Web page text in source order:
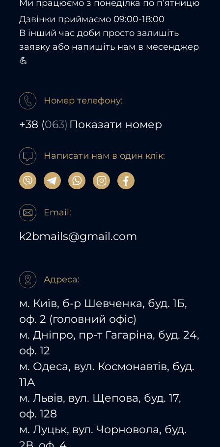
Ми працюємо з понеділка по пʼятницю
Дзвінки приймаємо 09:00-18:00
В інший час доби просто залишіть
заявку або напишіть нам в месенджер
💪
Номер телефону:
+38 (063) Показати номер
Написати нам в один клік:
Email:
k2bmails@gmail.com
Адреса:
м. Київ, б-р Шевченка, буд. 1Б,
оф. 2 (головний офіс)
м. Дніпро, пр-т Гагаріна, буд. 24,
оф. 12
м. Одеса, вул. Космонавтів, буд.
11А
м. Львів, вул. Щепова, буд. 17,
оф. 128
м. Луцьк, вул. Чорновола, буд.